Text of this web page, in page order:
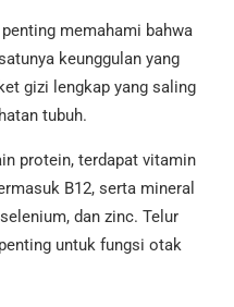
memahami bahwa
keunggulan yang
gizi lengkap yang saling
tubuh.
protein, terdapat vitamin
B12, serta mineral
dan zinc. Telur
untuk fungsi otak